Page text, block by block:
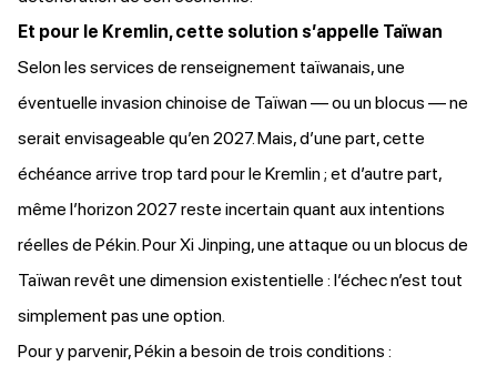
Et pour le Kremlin, cette solution s’appelle Taïwan
Selon les services de renseignement taïwanais, une
éventuelle invasion chinoise de Taïwan — ou un blocus — ne
serait envisageable qu’en 2027. Mais, d’une part, cette
échéance arrive trop tard pour le Kremlin ; et d’autre part,
même l’horizon 2027 reste incertain quant aux intentions
réelles de Pékin. Pour Xi Jinping, une attaque ou un blocus de
Taïwan revêt une dimension existentielle : l’échec n’est tout
simplement pas une option.
Pour y parvenir, Pékin a besoin de trois conditions :